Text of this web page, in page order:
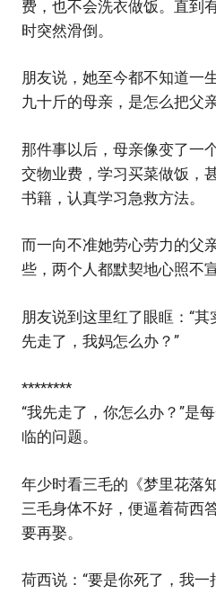
费，也不会洗衣做饭。直到
时突然滑倒。
朋友说，她至今都不知道一
九十斤的母亲，是怎么把父
那件事以后，母亲像变了一
交物业费，学习买菜做饭，
书籍，认真学习急救方法。
而一向不准她劳心劳力的父
些，两个人都默契地心照不
朋友说到这里红了眼眶：“
先走了，我妈怎么办？”
********
“我先走了，你怎么办？”是
临的问题。
年少时看三毛的《梦里花落
三毛身体不好，便逼着荷西
要再娶。
荷西说：“要是你死了，我